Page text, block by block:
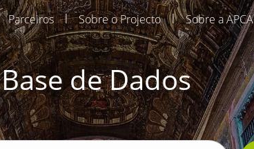
Parceiros | Sobre o Projecto | Sobre a APCA
Base de Dados